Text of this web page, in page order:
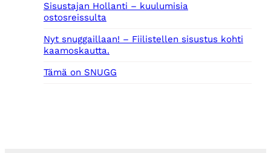
Sisustajan Hollanti – kuulumisia
ostosreissulta
Nyt snuggaillaan! – Fiilistellen sisustus kohti
kaamoskautta.
Tämä on SNUGG